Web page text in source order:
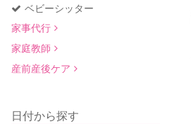
ベビーシッター
家事代行
家庭教師
産前産後ケア
日付から探す